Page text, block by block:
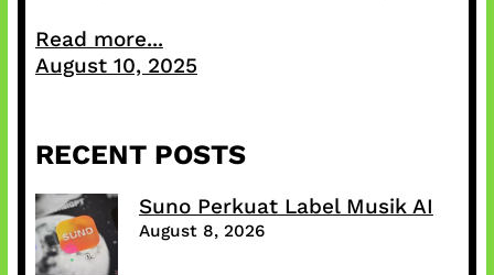
Read more...
August 10, 2025
RECENT POSTS
Suno Perkuat Label Musik AI
August 8, 2026